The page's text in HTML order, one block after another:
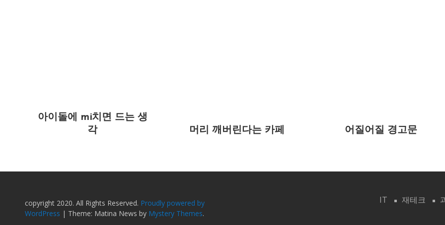
아이돌에 mi치면 드는 생
각
머리 깨버린다는 카페 어질어질 경고문
copyright 2020. All Rights Reserved. Proudly powered by
WordPress | Theme: Matina News by Mystery Themes.
IT 재테크